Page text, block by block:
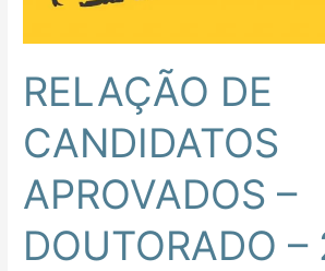
RELAÇÃO DE
CANDIDATOS
APROVADOS –
DOUTORADO